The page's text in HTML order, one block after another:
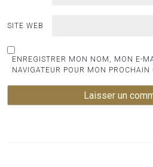
SITE WEB
ENREGISTRER MON NOM, MON E-
NAVIGATEUR POUR MON PROCHAIN